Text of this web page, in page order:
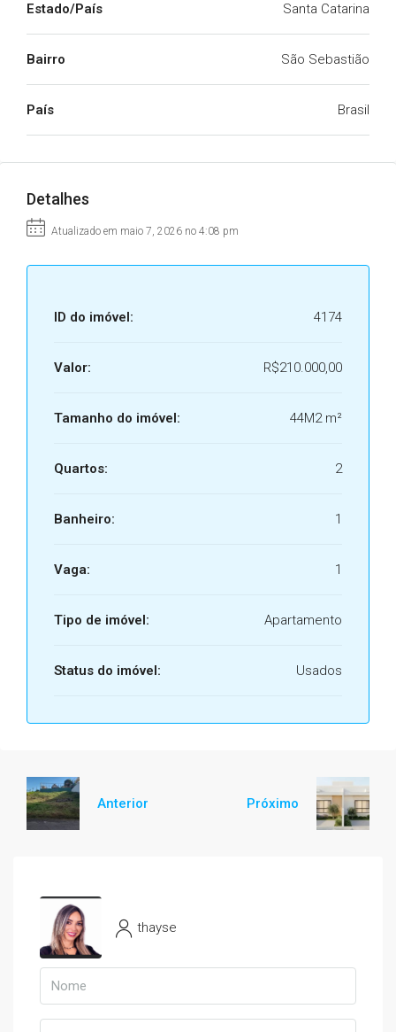
Estado/País Santa Catarina
Bairro São Sebastião
País Brasil
Detalhes
Atualizado em maio 7, 2026 no 4:08 pm
ID do imóvel: 4174
Valor: R$210.000,00
Tamanho do imóvel: 44M2 m²
Quartos: 2
Banheiro: 1
Vaga: 1
Tipo de imóvel: Apartamento
Status do imóvel: Usados
Anterior Próximo
thayse